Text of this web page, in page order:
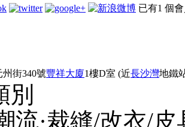
已有1 個
州街340號豐祥大廈1樓D室 (近長沙灣地鐵
流·裁縫/改衣/皮